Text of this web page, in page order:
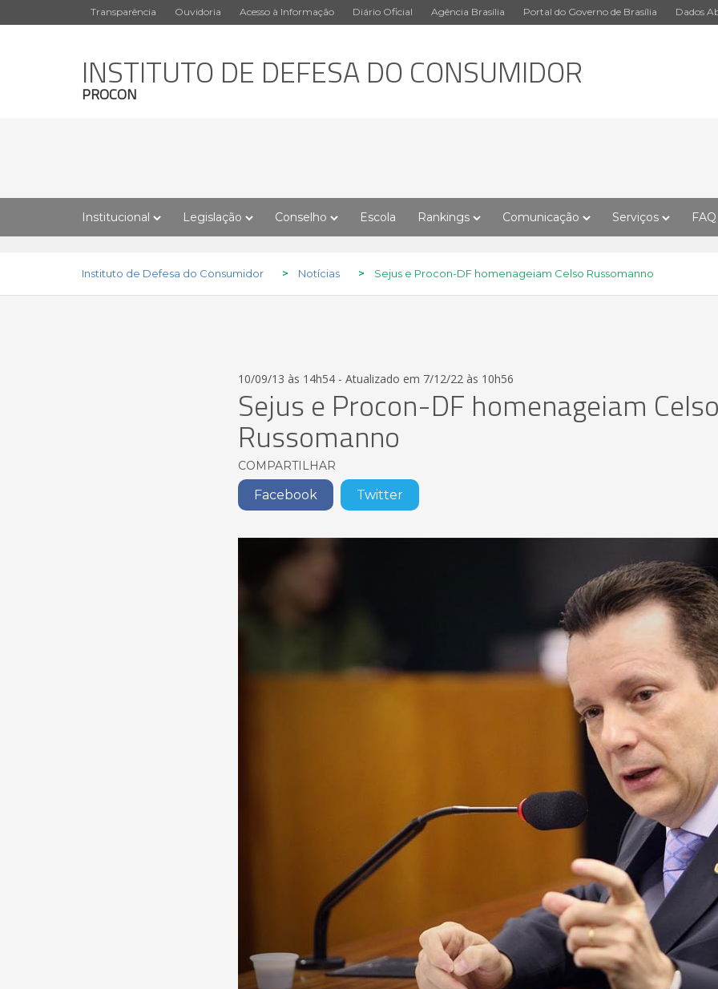
Transparência Ouvidoria Acesso à Informação Diário Oficial Agência Brasília Portal do Governo de Brasília Dados
INSTITUTO DE DEFESA DO CONSUMIDOR
PROCON
Institucional Legislação Conselho Escola Rankings Comunicação Serviços FAQ
Instituto de Defesa do Consumidor > Notícias > Sejus e Procon-DF homenageiam Celso Russomanno
10/09/13 às 14h54 - Atualizado em 7/12/22 às 10h56
Sejus e Procon-DF homenageiam
Russomanno
COMPARTILHAR
Facebook Twitter